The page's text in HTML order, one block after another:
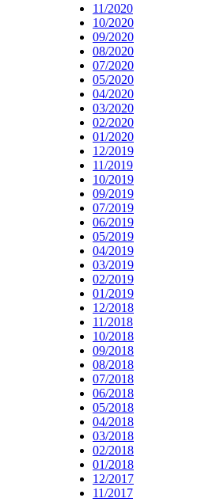
11/2020
10/2020
09/2020
08/2020
07/2020
05/2020
04/2020
03/2020
02/2020
01/2020
12/2019
11/2019
10/2019
09/2019
07/2019
06/2019
05/2019
04/2019
03/2019
02/2019
01/2019
12/2018
11/2018
10/2018
09/2018
08/2018
07/2018
06/2018
05/2018
04/2018
03/2018
02/2018
01/2018
12/2017
11/2017